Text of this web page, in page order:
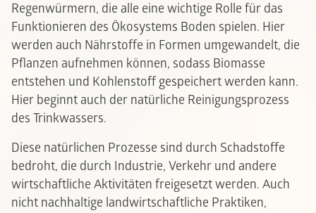
Regenwürmern, die alle eine wichtige Rolle für das
Funktionieren des Ökosystems Boden spielen. Hier
werden auch Nährstoffe in Formen umgewandelt, die
Pflanzen aufnehmen können, sodass Biomasse
entstehen und Kohlenstoff gespeichert werden kann.
Hier beginnt auch der natürliche Reinigungsprozess
des Trinkwassers.
Diese natürlichen Prozesse sind durch Schadstoffe
bedroht, die durch Industrie, Verkehr und andere
wirtschaftliche Aktivitäten freigesetzt werden. Auch
nicht nachhaltige landwirtschaftliche Praktiken,